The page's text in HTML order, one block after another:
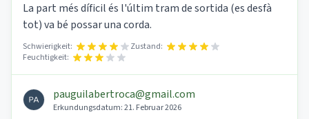
La part més díficil és l'últim tram de sortida (es desfà
tot) va bé possar una corda.
Schwierigkeit:
Zustand:
Feuchtigkeit:
pauguilabertroca@gmail.com
Erkundungsdatum:21. Februar 2026